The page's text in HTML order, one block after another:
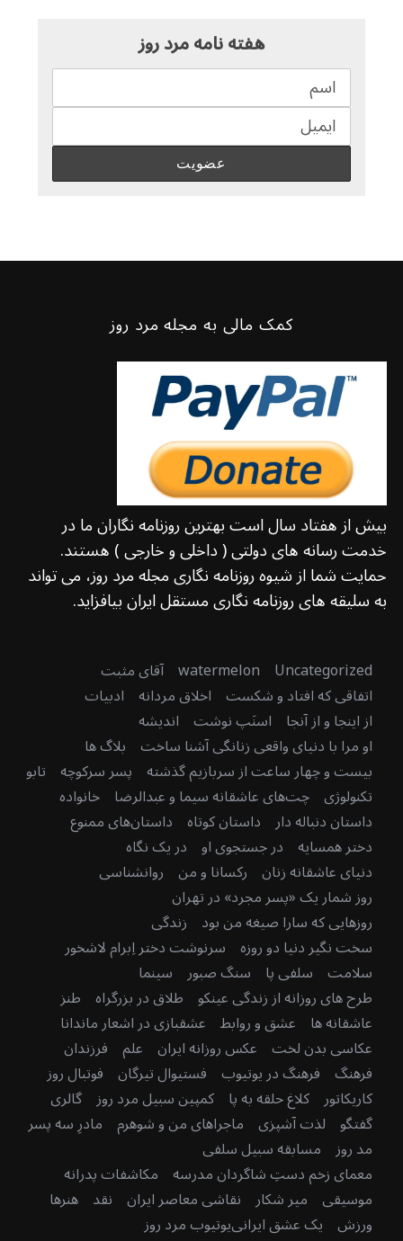
هفته نامه مرد روز
کمک مالی به مجله مرد روز
بیش از هفتاد سال است بهترین روزنامه نگاران ما در
خدمت رسانه های دولتی ( داخلی و خارجی ) هستند.
حمایت شما از شیوه روزنامه نگاری مجله مرد روز، می تواند
به سلیقه های روزنامه نگاری مستقل ایران بیافزاید.
Uncategorized
watermelon آقای مثبت
اتفاقی که افتاد و شکست اخلاق مردانه ادبیات
از اینجا و از آنجا اسنَپ نوشت اندیشه
او مرا با دنیای واقعی زنانگی آشنا ساخت بلاگ ها
بیست و چهار ساعت از سربازیم گذشته پسر سرکوچه تابو
تکنولوژی چت‌های عاشقانه سیما و عبدالرضا خانواده
داستان دنباله دار داستان کوتاه داستان‌های ممنوع
دختر همسایه در جستجوی او در یک نگاه
دنیای عاشقانه زنان رکسانا و من روانشناسی
روز شمار یک «پسر مجرد» در تهران
روزهایی که سارا صیغه من بود زندگی
سخت نگیر دنیا دو روزه سرنوشت دختر اِبرام لاشخور
سلامت سلفی پا سنگ صبور سینما
طرح های روزانه از زندگی عینکو طلاق در بزرگراه طنز
عاشقانه ها عشق و روابط عشقبازی در اشعار ماندانا
عکاسی بدن لخت عکس روزانه ایران علم فرزندان
فرهنگ فرهنگ در یوتیوب فستیوال تیرگان فوتبال روز
کاریکاتور کلاغ حلقه به پا کمپین سبیل مرد روز گالری
گفتگو لذت آشپزی ماجراهای من و شوهرم مادرِ سه پسر
مد روز مسابقه سبیل سلفی
معمای زخم دستِ شاگردان مدرسه مکاشفات پدرانه
موسیقی میر شکار نقاشی معاصر ایران نقد هنرها
ورزش یک عشق ایرانییوتیوب مرد روز